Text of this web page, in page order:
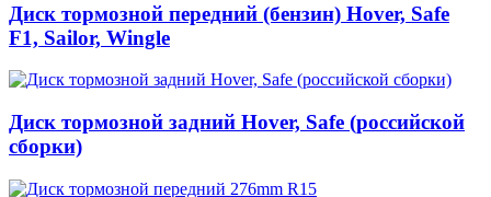
Диск тормозной передний (бензин) Hover, Safe
F1, Sailor, Wingle
Диск тормозной задний Hover, Safe (российской
сборки)